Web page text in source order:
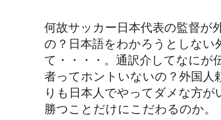
何故サッカー日本代表の監督が
の？日本語をわかろうとしない
て・・・・。通訳介してなにが
者ってホントいないの？外国人
りも日本人でやってダメな方
勝つことだけにこだわるのか。